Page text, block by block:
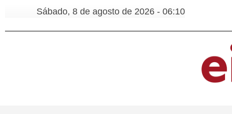
Sábado, 8 de agosto de 2026 - 06:10